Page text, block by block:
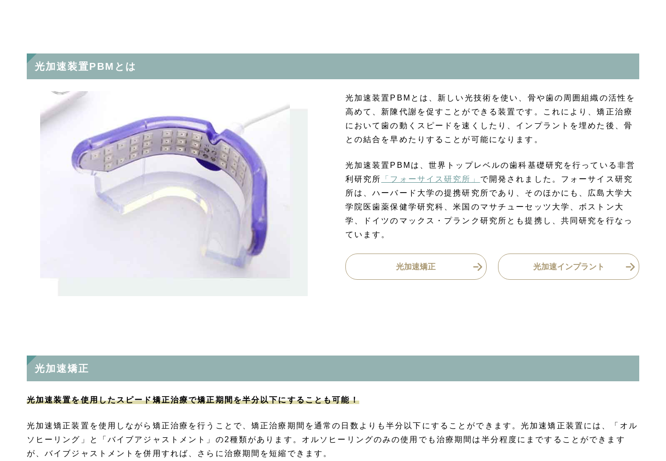
光加速装置PBMとは
光加速装置PBMとは、新しい光技術を使い、骨や歯の周囲組織の活性を
高めて、新陳代謝を促すことができる装置です。これにより、矯正治療
において歯の動くスピードを速くしたり、インプラントを埋めた後、骨
との結合を早めたりすることが可能になります。
光加速装置PBMは、世界トップレベルの歯科基礎研究を行っている非営
利研究所
「フォーサイス研究所」 で開発されました。フォーサイス研究
所は、ハーバード大学の提携研究所であり、そのほかにも、広島大学大
学院医歯薬保健学研究科、米国のマサチューセッツ大学、ボストン大
学、ドイツのマックス・プランク研究所とも提携し、共同研究を行なっ
ています。
光加速矯正 光加速インプラント
光加速矯正
光加速装置を使用したスピード矯正治療で矯正期間を半分以下にすることも可能！
光加速矯正装置を使用しながら矯正治療を行うことで、矯正治療期間を通常の日数よりも半分以下にすることができます。光加速矯正装置には、「オル
ソヒーリング」と「バイブアジャストメント」の2種類があります。オルソヒーリングのみの使用でも治療期間は半分程度にまですることができます
が、バイブジャストメントを併用すれば、さらに治療期間を短縮できます。